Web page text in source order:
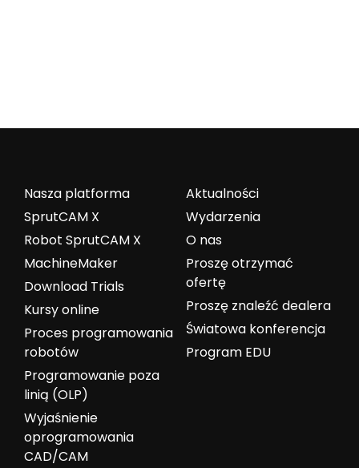
Aktualności
Wydarzenia
O nas
Proszę otrzymać
ofertę
Proszę znaleźć dealera
Światowa konferencja
Program EDU
Nasza platforma
SprutCAM X
Robot SprutCAM X
MachineMaker
Download Trials
Kursy online
Proces programowania
robotów
Programowanie poza
linią (OLP)
Wyjaśnienie
oprogramowania
CAD/CAM